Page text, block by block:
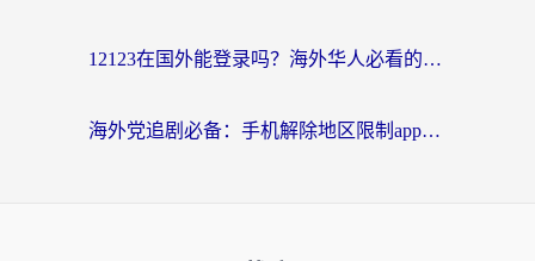
12123在国外能登录吗？海外华人必看的回国加速实用指南
海外党追剧必备：手机解除地区限制app怎么选？解决央视视频&国内剧地区限制全指南